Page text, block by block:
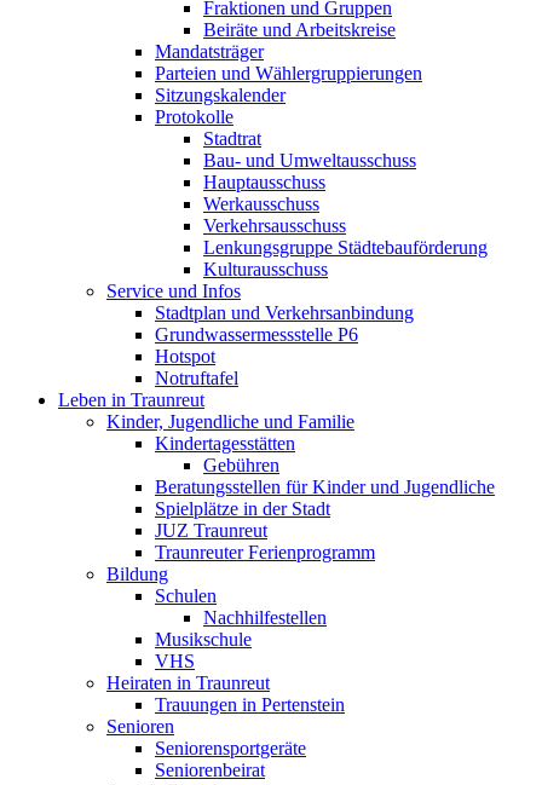
Fraktionen und Gruppen
Beiräte und Arbeitskreise
Mandatsträger
Parteien und Wählergruppierungen
Sitzungskalender
Protokolle
Stadtrat
Bau- und Umweltausschuss
Hauptausschuss
Werkausschuss
Verkehrsausschuss
Lenkungsgruppe Städtebauförderung
Kulturausschuss
Service und Infos
Stadtplan und Verkehrsanbindung
Grundwassermessstelle P6
Hotspot
Notruftafel
Leben in Traunreut
Kinder, Jugendliche und Familie
Kindertagesstätten
Gebühren
Beratungsstellen für Kinder und Jugendliche
Spielplätze in der Stadt
JUZ Traunreut
Traunreuter Ferienprogramm
Bildung
Schulen
Nachhilfestellen
Musikschule
VHS
Heiraten in Traunreut
Trauungen in Pertenstein
Senioren
Seniorensportgeräte
Seniorenbeirat